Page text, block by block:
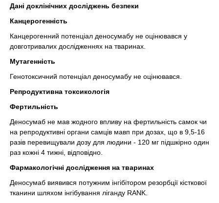
Дані доклінічних досліджень безпеки
Канцерогенність
Канцерогенний потенціал деносумабу не оцінювався у
довготривалих дослідженнях на тваринах.
Мутагенність
Генотоксичний потенціал деносумабу не оцінювався.
Репродуктивна токсикологія
Фертильність
Деносумаб не мав жодного впливу на фертильність самок чи
на репродуктивні органи самців мавп при дозах, що в 9,5-16
разів перевищували дозу для людини - 120 мг підшкірно один
раз кожні 4 тижні, відповідно.
Фармакологічні дослідження на тваринах
Деносумаб виявився потужним інгібітором резорбції кісткової
тканини шляхом інгібування ліганду RANK.